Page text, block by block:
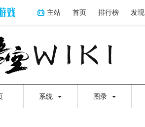
主站 首页 排行榜 发现
系统 图录